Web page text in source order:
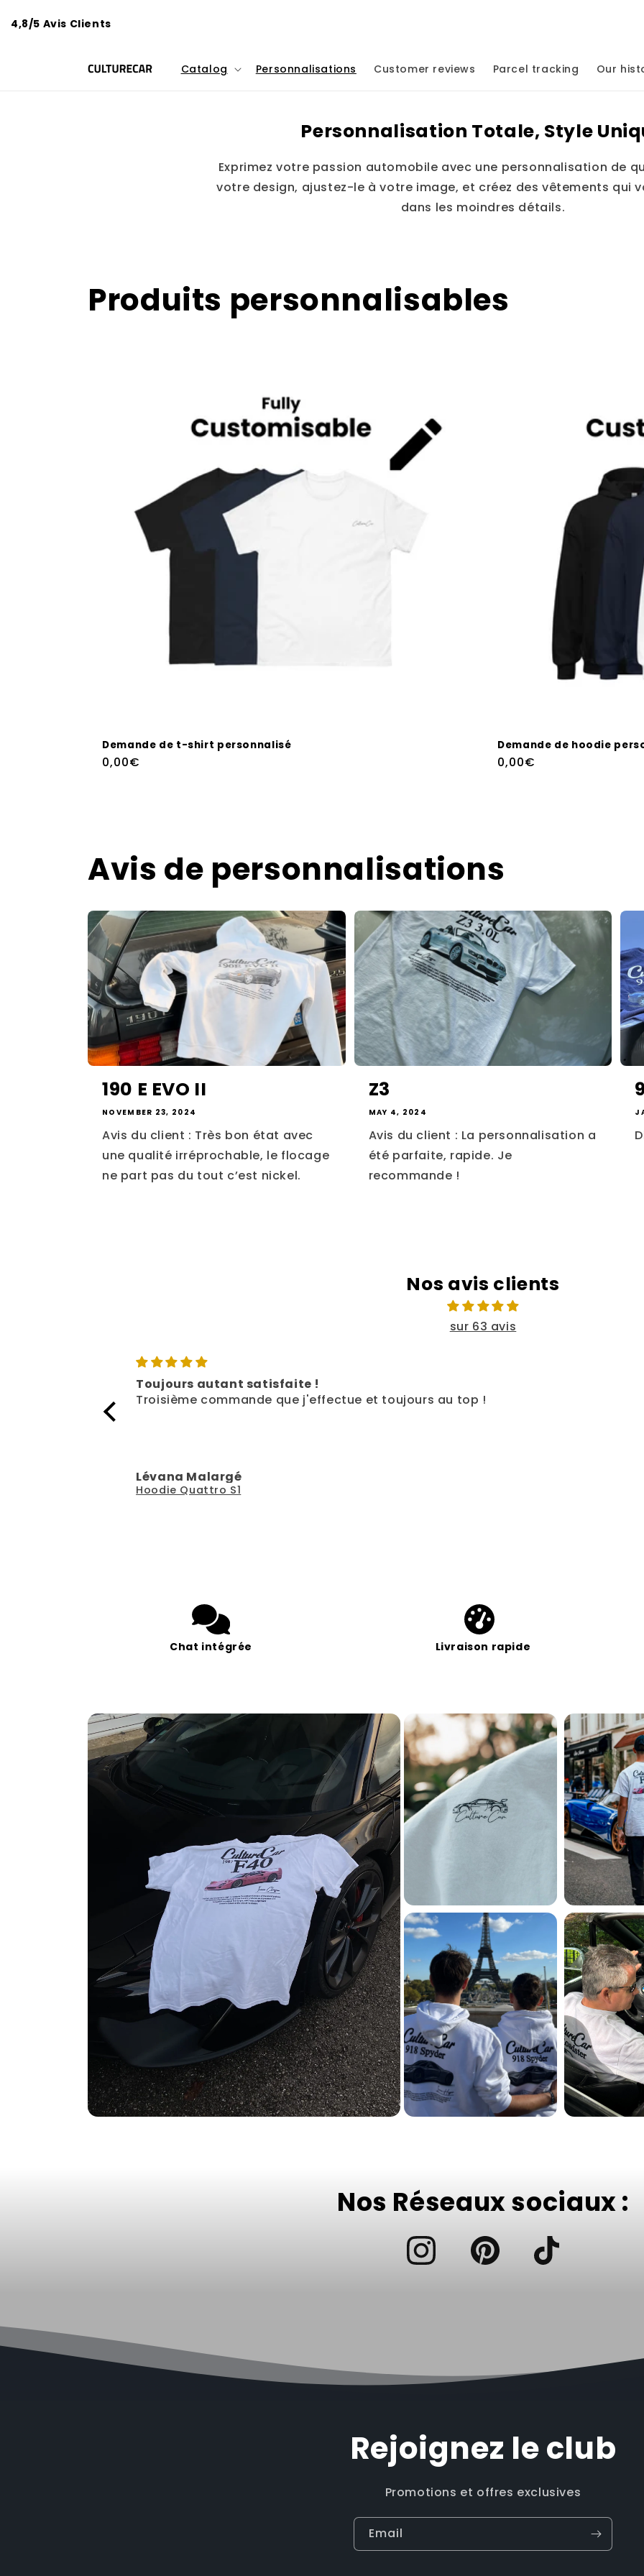
content
4,8/5 Avis Clients
Catalog Personnalisations Customer reviews Parcel tracking Our
Personnalisation Totale, Style
Exprimez votre passion automobile avec une personnalisation de
votre design, ajustez-le à votre image, et créez des vêtements qui
dans les moindres détails.
Produits personnalisables
Demande de t-shirt personnalisé
Regular
0,00€
Demande de hoodie
Regular
0,00€
Avis de personnalisations
190 E EVO II
NOVEMBER 23, 2024
Avis du client : Très bon état avec
une qualité irréprochable, le flocage
ne part pas du tout c’est nickel.
Z3
MAY 4, 2024
Avis du client : La personnalisation a
été parfaite, rapide. Je
recommande !
Nos avis clients
sur 63 avis
Toujours autant satisfaite !
Troisième commande que j'effectue et toujours au top !
Lévana Malargé
Hoodie Quattro S1
Chat intégrée Livraison rapide
Nos Réseaux sociaux :
Rejoignez le club
Promotions et offres exclusives
Email